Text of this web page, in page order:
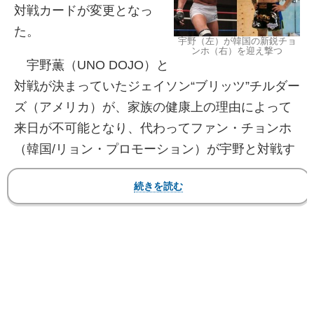
宇野（左）が韓国の新鋭チョ
ンホ（右）を迎え撃つ
対戦カードが変更となっ
た。
宇野薫（UNO DOJO）と
対戦が決まっていたジェイソン“ブリッツ”チルダー
ズ（アメリカ）が、家族の健康上の理由によって
来日が不可能となり、代わってファン・チョンホ
（韓国/リョン・プロモーション）が宇野と対戦す
る。